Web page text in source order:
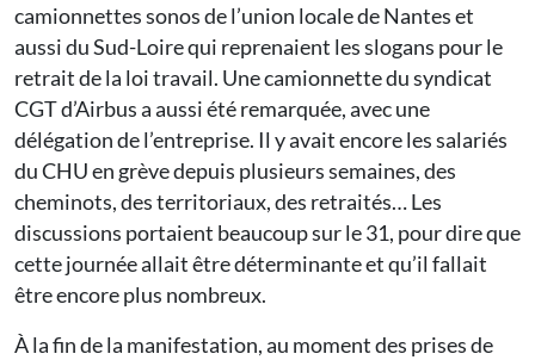
camionnettes sonos de l’union locale de Nantes et
aussi du Sud-Loire qui reprenaient les slogans pour le
retrait de la loi travail. Une camionnette du syndicat
CGT d’Airbus a aussi été remarquée, avec une
délégation de l’entreprise. Il y avait encore les salariés
du CHU en grève depuis plusieurs semaines, des
cheminots, des territoriaux, des retraités… Les
discussions portaient beaucoup sur le 31, pour dire que
cette journée allait être déterminante et qu’il fallait
être encore plus nombreux.
À la fin de la manifestation, au moment des prises de